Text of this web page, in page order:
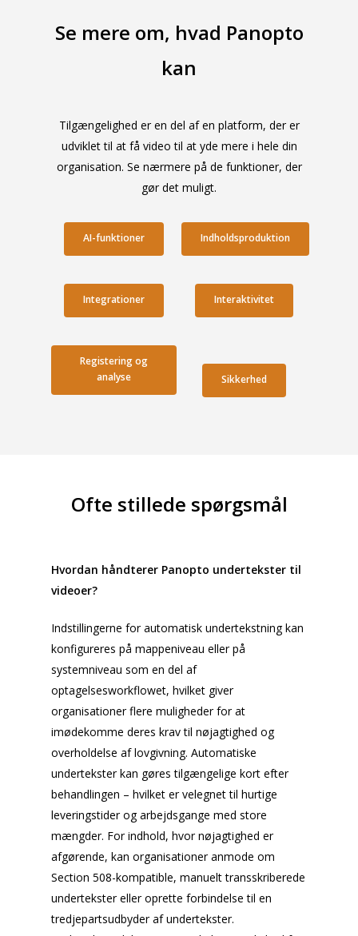
Se mere om, hvad Panopto
kan
Tilgængelighed er en del af en platform, der er
udviklet til at få video til at yde mere i hele din
organisation. Se nærmere på de funktioner, der
gør det muligt.
AI-funktioner Indholdsproduktion
Integrationer Interaktivitet
Registering og
analyse
Sikkerhed
Ofte stillede spørgsmål
Hvordan håndterer Panopto undertekster til
videoer?
Indstillingerne for automatisk undertekstning kan
konfigureres på mappeniveau eller på
systemniveau som en del af
optagelsesworkflowet, hvilket giver
organisationer flere muligheder for at
imødekomme deres krav til nøjagtighed og
overholdelse af lovgivning. Automatiske
undertekster kan gøres tilgængelige kort efter
behandlingen – hvilket er velegnet til hurtige
leveringstider og arbejdsgange med store
mængder. For indhold, hvor nøjagtighed er
afgørende, kan organisationer anmode om
Section 508-kompatible, manuelt transskriberede
undertekster eller oprette forbindelse til en
tredjepartsudbyder af undertekster.